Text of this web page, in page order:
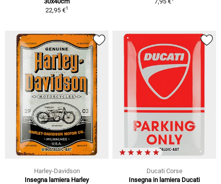
22,95 €1
Harley-Davidson
Insegna lamiera Harley
Ducati Corse
Insegna in lamiera Ducati